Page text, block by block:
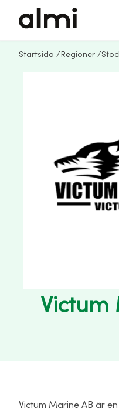
Startsida / Regioner /
Victum
Victum Marine AB är